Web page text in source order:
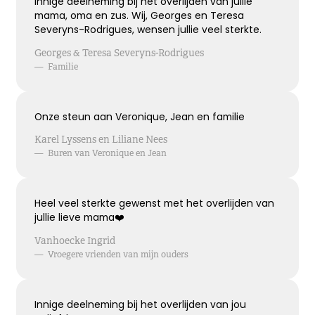
mama, oma en zus. Wij, Georges en Teresa
Severyns-Rodrigues, wensen jullie veel sterkte.
Georges & Teresa Severyns-Rodrigues
— Familie
Onze steun aan Veronique, Jean en familie
Karel Lyssens en Liliane Nees
— Buren van Veronique en Jean
Heel veel sterkte gewenst met het overlijden van
jullie lieve mama❤️
Vanhoecke Ingrid
— Vroegere vrienden van mijn ouders
Innige deelneming bij het overlijden van jou
Kies dit gedicht
Je denkt terug aan hoe het was
Met een glimlach en een traan
Onvoorstelbaar
Dat het leven gewoon doorgaat
Kies dit gedicht